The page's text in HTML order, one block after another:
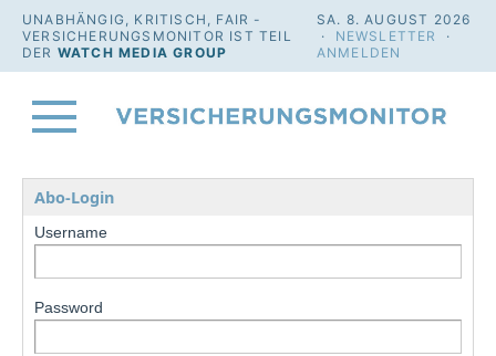
UNABHÄNGIG, KRITISCH, FAIR -
VERSICHERUNGSMONITOR IST TEIL
DER WATCH MEDIA GROUP
SA. 8. AUGUST 2026
· NEWSLETTER
·
ANMELDEN
Abo-Login
Username
Password